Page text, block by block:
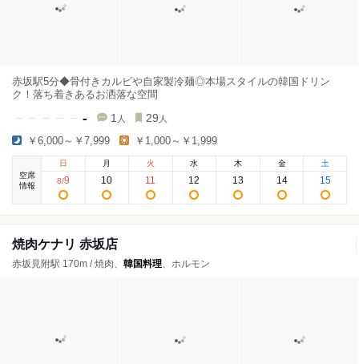
赤坂駅5分◆骨付きカルビや自家製冷麺◎本場スタイルの韓国ドリン
ク！落ち着きあるお洒落な空間
- 1 人 29 人
￥6,000～￥7,999 ￥1,000～￥1,999
空席
情報
日
8/9
月
10
火
11
水
12
木
13
金
14
土
15
焼肉ケナリ 赤坂店
赤坂見附駅 170m / 焼肉、 韓国料理、ホルモン